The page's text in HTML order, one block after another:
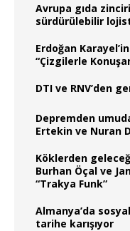
Avrupa gıda
sürdürülebilir
Erdoğan
“Çizgilerle
DTI ve RNV’den
Depremden
Ertekin ve Nuran
Köklerden
Burhan Öçal ve
“Trakya Funk”
Almanya’da
tarihe karışıyor